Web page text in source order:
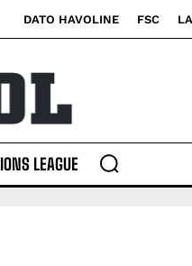
DATO HAVOLINE FSC
LEAGUE